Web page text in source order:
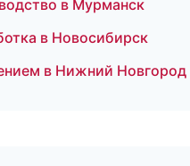
в Мурманск
в Новосибирск
в Нижний Новгород